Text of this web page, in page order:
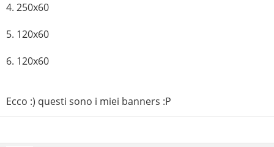
4. 250x60
5. 120x60
6. 120x60
Ecco :) questi sono i miei banners :P